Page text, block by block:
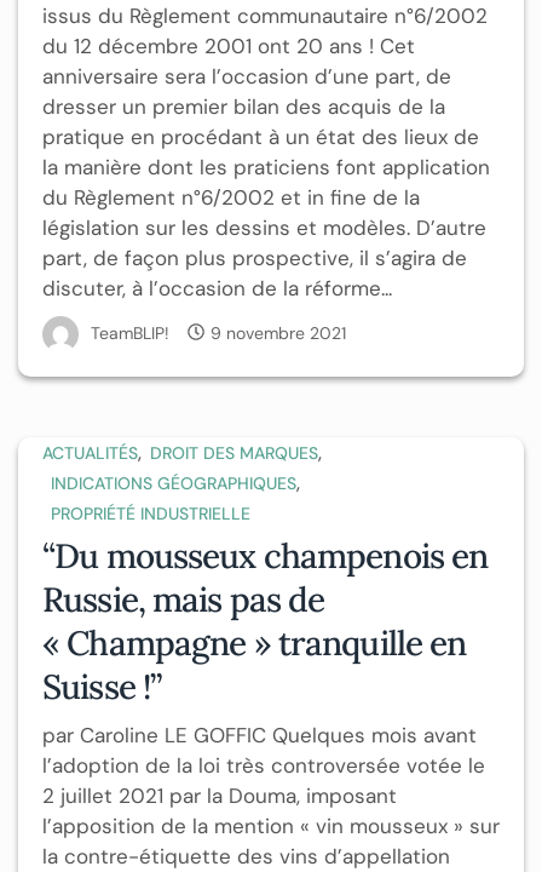
issus du Règlement communautaire n°6/2002
du 12 décembre 2001 ont 20 ans ! Cet
anniversaire sera l’occasion d’une part, de
dresser un premier bilan des acquis de la
pratique en procédant à un état des lieux de
la manière dont les praticiens font application
du Règlement n°6/2002 et in fine de la
législation sur les dessins et modèles. D’autre
part, de façon plus prospective, il s’agira de
discuter, à l’occasion de la réforme...
TeamBLIP! 9 novembre 2021
ACTUALITÉS, DROIT DES MARQUES,
INDICATIONS GÉOGRAPHIQUES,
PROPRIÉTÉ INDUSTRIELLE
“Du mousseux champenois en
Russie, mais pas de
« Champagne » tranquille en
Suisse !”
par Caroline LE GOFFIC Quelques mois avant
l’adoption de la loi très controversée votée le
2 juillet 2021 par la Douma, imposant
l’apposition de la mention « vin mousseux » sur
la contre-étiquette des vins d’appellation